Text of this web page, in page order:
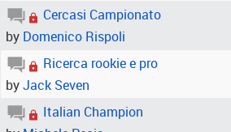
Cercasi Campionato
by Domenico Rispoli
Ricerca rookie e pro
byJack Seven
Italian Champion